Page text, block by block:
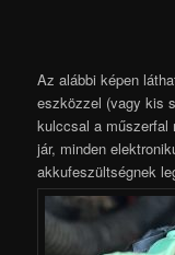
Az alábbi képen
eszközzel (vagy kis
kulccsal a műszerfal
jár, minden
akkufeszültségnek